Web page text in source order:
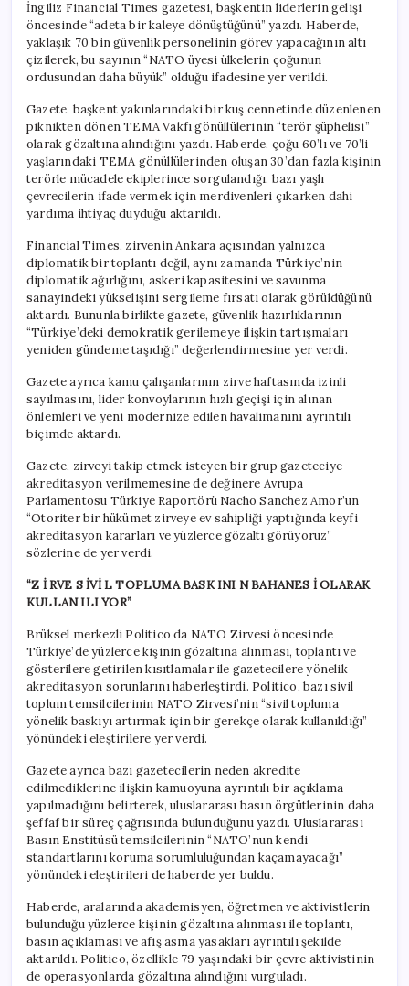
İngiliz Financial Times gazetesi, başkentin liderlerin gelişi
öncesinde “adeta bir kaleye dönüştüğünü” yazdı. Haberde,
yaklaşık 70 bin güvenlik personelinin görev yapacağının altı
çizilerek, bu sayının “NATO üyesi ülkelerin çoğunun
ordusundan daha büyük” olduğu ifadesine yer verildi.
Gazete, başkent yakınlarındaki bir kuş cennetinde düzenlenen
piknikten dönen TEMA Vakfı gönüllülerinin “terör şüphelisi”
olarak gözaltına alındığını yazdı. Haberde, çoğu 60’lı ve 70’li
yaşlarındaki TEMA gönüllülerinden oluşan 30’dan fazla kişinin
terörle mücadele ekiplerince sorgulandığı, bazı yaşlı
çevrecilerin ifade vermek için merdivenleri çıkarken dahi
yardıma ihtiyaç duyduğu aktarıldı.
Financial Times, zirvenin Ankara açısından yalnızca
diplomatik bir toplantı değil, aynı zamanda Türkiye’nin
diplomatik ağırlığını, askeri kapasitesini ve savunma
sanayindeki yükselişini sergileme fırsatı olarak görüldüğünü
aktardı. Bununla birlikte gazete, güvenlik hazırlıklarının
“Türkiye’deki demokratik gerilemeye ilişkin tartışmaları
yeniden gündeme taşıdığı” değerlendirmesine yer verdi.
Gazete ayrıca kamu çalışanlarının zirve haftasında izinli
sayılmasını, lider konvoylarının hızlı geçişi için alınan
önlemleri ve yeni modernize edilen havalimanını ayrıntılı
biçimde aktardı.
Gazete, zirveyi takip etmek isteyen bir grup gazeteciye
akreditasyon verilmemesine de değinere Avrupa
Parlamentosu Türkiye Raportörü Nacho Sanchez Amor’un
“Otoriter bir hükümet zirveye ev sahipliği yaptığında keyfi
akreditasyon kararları ve yüzlerce gözaltı görüyoruz”
sözlerine de yer verdi.
“Z İRVE SİVİL TOPLUMA BASKINI N BAHANES İOLARAK
KULLANILIYOR”
Brüksel merkezli Politico da NATO Zirvesi öncesinde
Türkiye’de yüzlerce kişinin gözaltına alınması, toplantı ve
gösterilere getirilen kısıtlamalar ile gazetecilere yönelik
akreditasyon sorunlarını haberleştirdi. Politico, bazı sivil
toplum temsilcilerinin NATO Zirvesi’nin “sivil topluma
yönelik baskıyı artırmak için bir gerekçe olarak kullanıldığı”
yönündeki eleştirilere yer verdi.
Gazete ayrıca bazı gazetecilerin neden akredite
edilmediklerine ilişkin kamuoyuna ayrıntılı bir açıklama
yapılmadığını belirterek, uluslararası basın örgütlerinin daha
şeffaf bir süreç çağrısında bulunduğunu yazdı. Uluslararası
Basın Enstitüsü temsilcilerinin “NATO’nun kendi
standartlarını koruma sorumluluğundan kaçamayacağı”
yönündeki eleştirileri de haberde yer buldu.
Haberde, aralarında akademisyen, öğretmen ve aktivistlerin
bulunduğu yüzlerce kişinin gözaltına alınması ile toplantı,
basın açıklaması ve afiş asma yasakları ayrıntılı şekilde
aktarıldı. Politico, özellikle 79 yaşındaki bir çevre aktivistinin
de operasyonlarda gözaltına alındığını vurguladı.